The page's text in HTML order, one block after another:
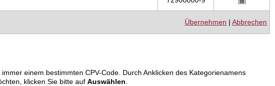
Übernehmen | Abbrechen
einem bestimmten CPV-Code. Durch Anklicken des Kategorienamens
klicken Sie bitte auf Auswählen